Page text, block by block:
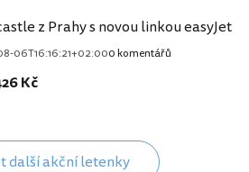
z Prahy s novou linkou easyJet
06T16:16:21+02:000 komentářů
Kč
další akční letenky